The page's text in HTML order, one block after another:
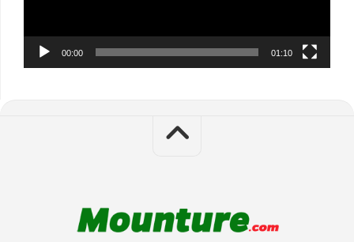
00:00 01:10